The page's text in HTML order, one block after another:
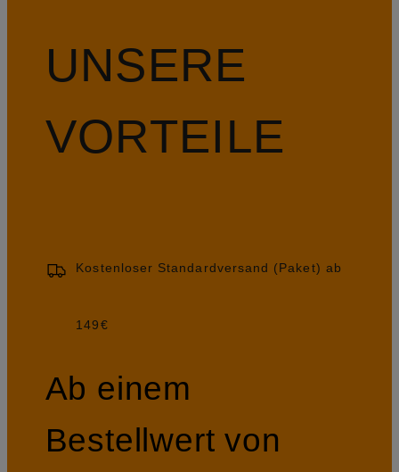
UNSERE
VORTEILE
Kostenloser Standardversand (Paket) ab
149€
Ab einem
Bestellwert von